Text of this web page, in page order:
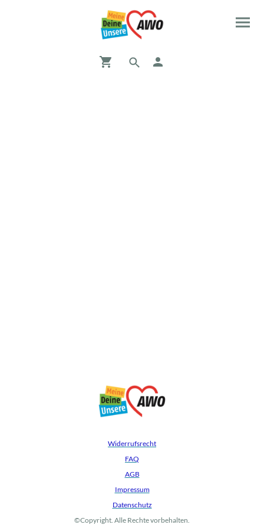
Widerrufsrecht
FAQ
AGB
Impressum
Datenschutz
©Copyright. Alle Rechte vorbehalten.